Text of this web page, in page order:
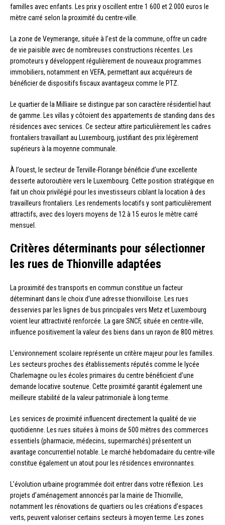
familles avec enfants. Les prix y oscillent entre 1 600 et 2 000 euros le
mètre carré selon la proximité du centre-ville.
La zone de Veymerange, située à l’est de la commune, offre un cadre
de vie paisible avec de nombreuses constructions récentes. Les
promoteurs y développent régulièrement de nouveaux programmes
immobiliers, notamment en VEFA, permettant aux acquéreurs de
bénéficier de dispositifs fiscaux avantageux comme le PTZ.
Le quartier de la Milliaire se distingue par son caractère résidentiel haut
de gamme. Les villas y côtoient des appartements de standing dans des
résidences avec services. Ce secteur attire particulièrement les cadres
frontaliers travaillant au Luxembourg, justifiant des prix légèrement
supérieurs à la moyenne communale.
À l’ouest, le secteur de Terville-Florange bénéficie d’une excellente
desserte autoroutière vers le Luxembourg. Cette position stratégique en
fait un choix privilégié pour les investisseurs ciblant la location à des
travailleurs frontaliers. Les rendements locatifs y sont particulièrement
attractifs, avec des loyers moyens de 12 à 15 euros le mètre carré
mensuel.
Critères déterminants pour sélectionner
les rues de Thionville adaptées
La proximité des transports en commun constitue un facteur
déterminant dans le choix d’une adresse thionvilloise. Les rues
desservies par les lignes de bus principales vers Metz et Luxembourg
voient leur attractivité renforcée. La gare SNCF, située en centre-ville,
influence positivement la valeur des biens dans un rayon de 800 mètres.
L’environnement scolaire représente un critère majeur pour les familles.
Les secteurs proches des établissements réputés comme le lycée
Charlemagne ou les écoles primaires du centre bénéficient d’une
demande locative soutenue. Cette proximité garantit également une
meilleure stabilité de la valeur patrimoniale à long terme.
Les services de proximité influencent directement la qualité de vie
quotidienne. Les rues situées à moins de 500 mètres des commerces
essentiels (pharmacie, médecins, supermarchés) présentent un
avantage concurrentiel notable. Le marché hebdomadaire du centre-ville
constitue également un atout pour les résidences environnantes.
L’évolution urbaine programmée doit entrer dans votre réflexion. Les
projets d’aménagement annoncés par la mairie de Thionville,
notamment les rénovations de quartiers ou les créations d’espaces
verts, peuvent valoriser certains secteurs à moyen terme. Les zones